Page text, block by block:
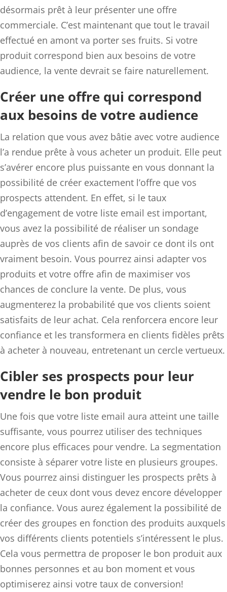
désormais prêt à leur présenter une offre
commerciale. C’est maintenant que tout le travail
effectué en amont va porter ses fruits. Si votre
produit correspond bien aux besoins de votre
audience, la vente devrait se faire naturellement.
Créer une offre qui correspond
aux besoins de votre audience
La relation que vous avez bâtie avec votre audience
l’a rendue prête à vous acheter un produit. Elle peut
s’avérer encore plus puissante en vous donnant la
possibilité de créer exactement l’offre que vos
prospects attendent. En effet, si le taux
d’engagement de votre liste email est important,
vous avez la possibilité de réaliser un sondage
auprès de vos clients afin de savoir ce dont ils ont
vraiment besoin. Vous pourrez ainsi adapter vos
produits et votre offre afin de maximiser vos
chances de conclure la vente. De plus, vous
augmenterez la probabilité que vos clients soient
satisfaits de leur achat. Cela renforcera encore leur
confiance et les transformera en clients fidèles prêts
à acheter à nouveau, entretenant un cercle vertueux.
Cibler ses prospects pour leur
vendre le bon produit
Une fois que votre liste email aura atteint une taille
suffisante, vous pourrez utiliser des techniques
encore plus efficaces pour vendre. La segmentation
consiste à séparer votre liste en plusieurs groupes.
Vous pourrez ainsi distinguer les prospects prêts à
acheter de ceux dont vous devez encore développer
la confiance. Vous aurez également la possibilité de
créer des groupes en fonction des produits auxquels
vos différents clients potentiels s’intéressent le plus.
Cela vous permettra de proposer le bon produit aux
bonnes personnes et au bon moment et vous
optimiserez ainsi votre taux de conversion!